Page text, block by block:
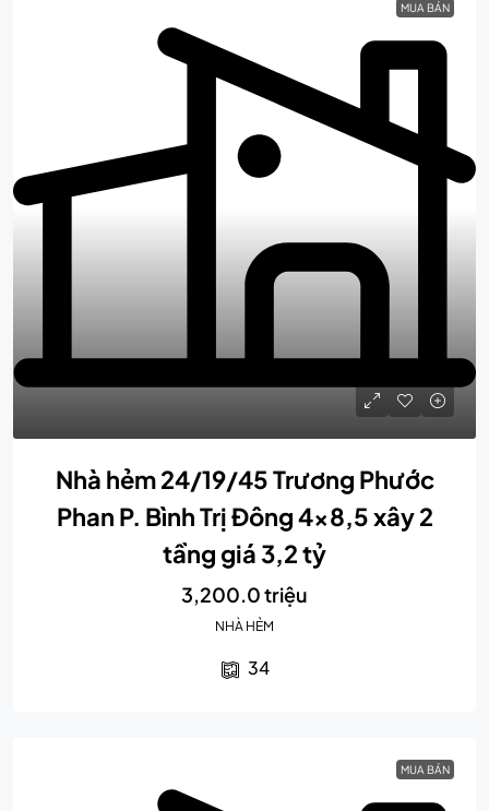
MUA BÁN
Nhà hẻm 24/19/45 Trương Phước
Phan P. Bình Trị Đông 4×8,5 xây 2
tầng giá 3,2 tỷ
3,200.0 triệu
NHÀ HẺM
34
MUA BÁN